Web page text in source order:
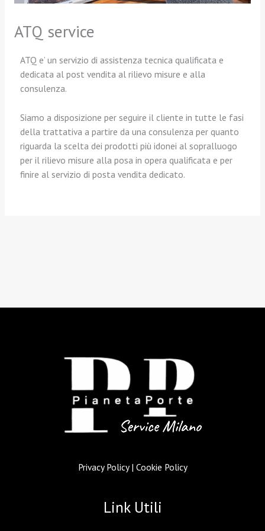
ATQ service
ATQ e’ un servizio di assistenza tecnica qualificata e
dedicata al post vendita al rilievo misure e alla
consulenza.
Siamo a disposizione per seguire il cliente in tutte le fasi
della trattativa a partire da una consulenza per quanto
riguarda la scelta dei prodotti più idonei al sopralluogo
per il rilievo misure alla posa in opera qualificata e per
finire al servizio di posta vendita dedicato.
Privacy Policy| Cookie Policy
Link Utili